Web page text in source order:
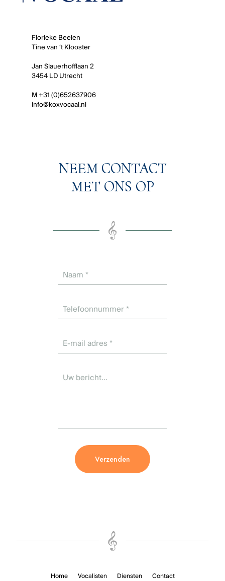
Florieke Beelen
Tine van ‘t Klooster
Jan Slauerhofflaan 2
3454 LD Utrecht
M +31 (0)652637906
info@koxvocaal.nl
NEEM CONTACT
MET ONS OP
Home Vocalisten Diensten Contact